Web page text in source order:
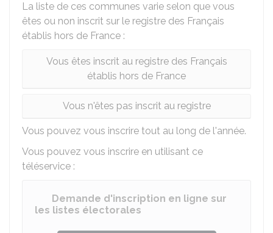
La liste de ces communes varie selon que vous
êtes ou non inscrit sur le registre des Français
établis hors de France :
Vous êtes inscrit au registre des Français
établis hors de France
Vous n'êtes pas inscrit au registre
Vous pouvez vous inscrire tout au long de l'année.
Vous pouvez vous inscrire en utilisant ce
téléservice :
Demande d'inscription en ligne sur
les listes électorales